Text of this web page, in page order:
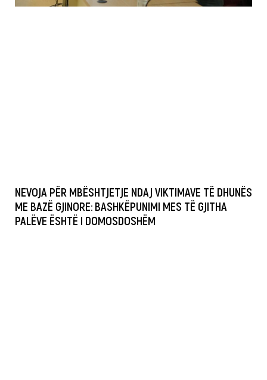
NEVOJA PËR MBËSHTJETJE NDAJ VIKTIMAVE TË DHUNËS
ME BAZË GJINORE: BASHKËPUNIMI MES TË GJITHA
PALËVE ËSHTË I DOMOSDOSHËM